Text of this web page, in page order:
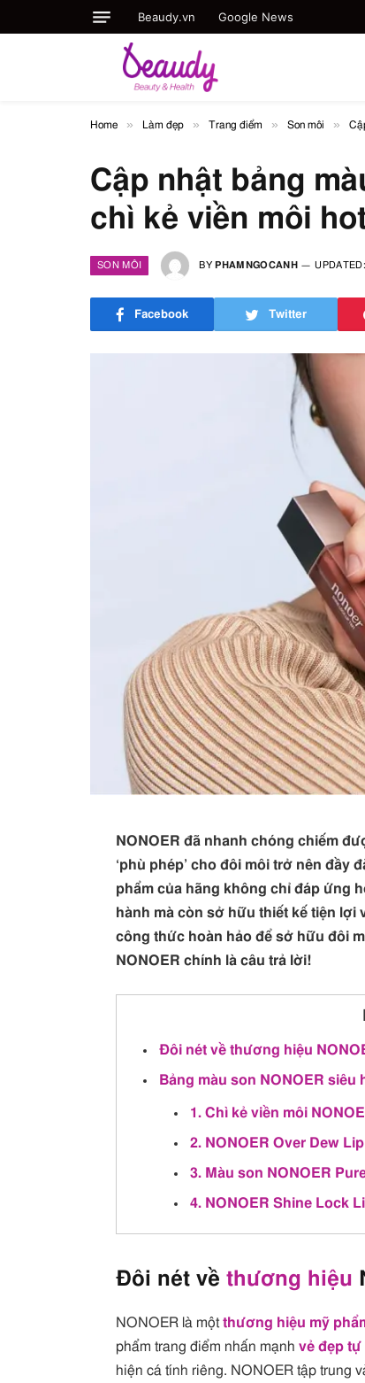
Beaudy.vn Google News
Home » Làm đẹp » Trang điểm » Son môi »
Cập nhật bảng
chì kẻ viền môi
SON MÔI BY PHAMNGOCANH UPDATED:
Facebook Twitter
NONOER đã nhanh chóng chiếm
‘phù phép’ cho đôi môi trở nên đầy
phẩm của hãng không chỉ đáp ứng
hành mà còn sở hữu thiết kế tiện lợi
công thức hoàn hảo để sở hữu đôi
NONOER chính là câu trả lời!
Đôi nét về thương hiệu
Bảng màu son NONOER siêu
1. Chì kẻ viền môi
2. NONOER Over Dew
3. Màu son NONOER
4. NONOER Shine Lock
Đôi nét vềthương hiệu
NONOER là mộtthương hiệu mỹ
phẩm trang điểm nhấn mạnhvẻ đẹp tự
hiện cá tính riêng. NONOER tập trung